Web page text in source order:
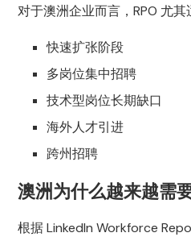
对于澳洲企业而言，RPO 尤其
快速扩张阶段
多岗位集中招聘
技术型岗位长期缺口
海外人才引进
跨州招聘
澳洲为什么越来越需
根据 LinkedIn Workforce